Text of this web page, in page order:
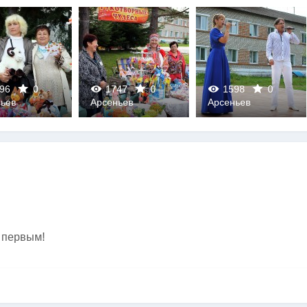
0
1747
0
0
Арсеньев
1598
0
0
Арсеньев
первым!